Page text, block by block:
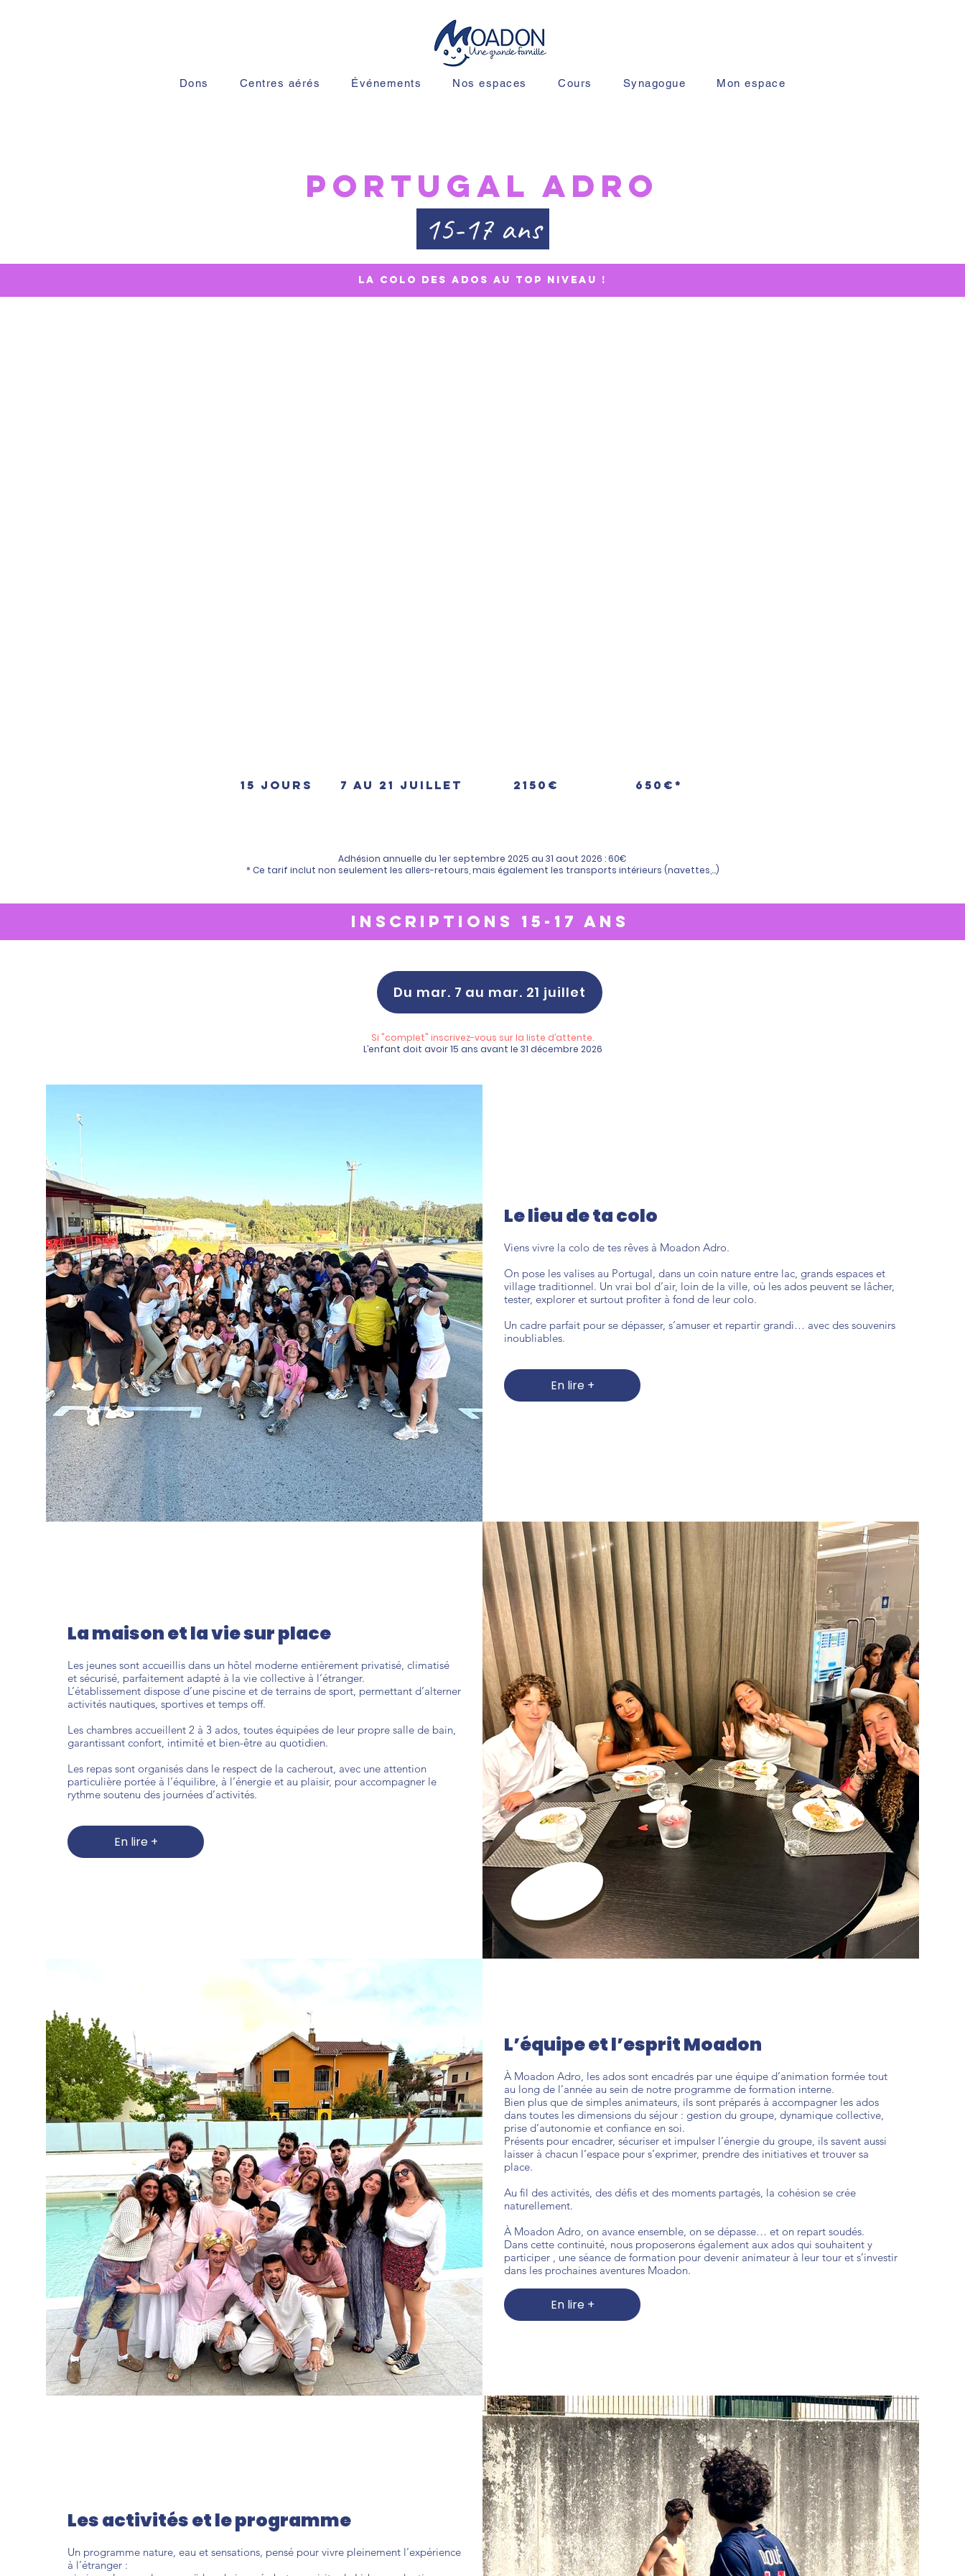
Dons Centres aérés Événements Nos espaces Cours Synagogue Mon espace
portugal adro
15-17 ans
la colo des ados au top niveau !
15 jours 7 au 21 juillet 2150€​​ 650€​​*
Adhésion annuelle du 1er septembre 2025 au 31 aout 2026 : 60€
* Ce tarif inclut non seulement les allers-retours, mais également les transports intérieurs (navettes,...)
INSCRIPTIONS 15-17 ANS
Du mar. 7 au mar. 21 juillet
Si "complet" inscrivez-vous sur la liste d’attente.
L’enfant doit avoir 15 ans avant le 31 décembre 2026
Le lieu de ta colo
Viens vivre la colo de tes rêves à Moadon Adro.
On pose les valises au Portugal, dans un coin nature entre lac, grands espaces et
village traditionnel. Un vrai bol d’air, loin de la ville, où les ados peuvent se lâcher,
tester, explorer et surtout profiter à fond de leur colo.
Un cadre parfait pour se dépasser, s’amuser et repartir grandi… avec des souvenirs
inoubliables.
En lire +
La maison et la vie sur place
Les jeunes sont accueillis dans un hôtel moderne entièrement privatisé, climatisé
et sécurisé, parfaitement adapté à la vie collective à l’étranger.
L’établissement dispose d’une piscine et de terrains de sport, permettant d’alterner
activités nautiques, sportives et temps off.
Les chambres accueillent 2 à 3 ados, toutes équipées de leur propre salle de bain,
garantissant confort, intimité et bien-être au quotidien.
Les repas sont organisés dans le respect de la cacherout, avec une attention
particulière portée à l’équilibre, à l’énergie et au plaisir, pour accompagner le
rythme soutenu des journées d’activités.
En lire +
L’équipe et l’esprit Moadon
À Moadon Adro, les ados sont encadrés par une équipe d’animation formée tout
au long de l’année au sein de notre programme de formation interne.
Bien plus que de simples animateurs, ils sont préparés à accompagner les ados
dans toutes les dimensions du séjour : gestion du groupe, dynamique collective,
prise d’autonomie et confiance en soi.
Présents pour encadrer, sécuriser et impulser l’énergie du groupe, ils savent aussi
laisser à chacun l’espace pour s’exprimer, prendre des initiatives et trouver sa
place.
Au fil des activités, des défis et des moments partagés, la cohésion se crée
naturellement.
À Moadon Adro, on avance ensemble, on se dépasse… et on repart soudés.
Dans cette continuité, nous proposerons également aux ados qui souhaitent y
participer , une séance de formation pour devenir animateur à leur tour et s’investir
dans les prochaines aventures Moadon.
En lire +
Les activités et le programme
Un programme nature, eau et sensations, pensé pour vivre pleinement l’expérience
à l’étranger :